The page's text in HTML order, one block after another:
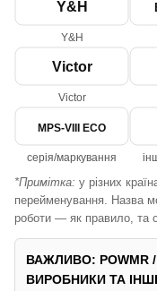
Y&H
Y&H
Victor
Victor
MPS-VIII ECO
серія/маркування
*Примітка: у різних
перейменування. Назва
роботи — як правило, та
ВАЖЛИВО: POWMR /
ВИРОБНИКИ ТА